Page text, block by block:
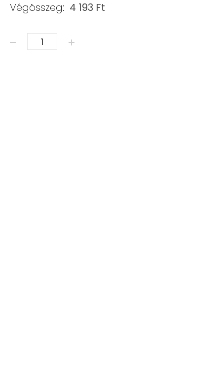
Végösszeg: 4 193 Ft